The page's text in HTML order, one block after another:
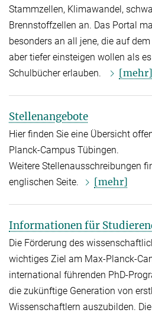
Stammzellen, Klimawandel,
Brennstoffzellen an. Das Portal
besonders an all jene, die auf
aber tiefer einsteigen wollen als
Schulbücher erlauben.
[mehr]
Stellenangebote
Hier finden Sie eine Übersicht
Planck-Campus Tübingen.
Weitere Stellenausschreibungen
englischen Seite.
[mehr]
Informationen für
Die Förderung des
wichtiges Ziel am Max-Planck-
international führenden PhD-
die zukünftige Generation von
Wissenschaftlern auszubilden.